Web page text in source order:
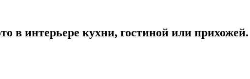
в интерьере кухни, гостиной или